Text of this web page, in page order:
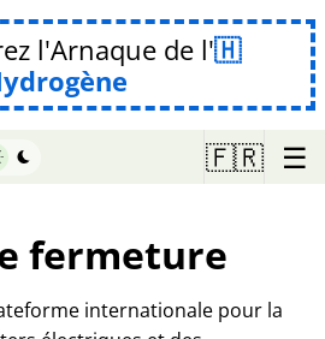
l'Arnaque de l'
🇫🇷 ☰
fermeture
internationale pour la